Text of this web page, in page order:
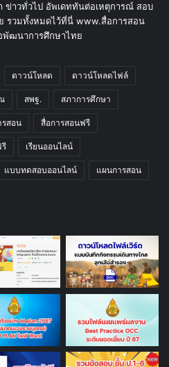
ข่าวทั่วไป อัพเดททันต่อเหตุการณ์ สอบ
รวมทั้งหมดไว้ที่นี่ www.สื่อการสอน
พัฒนาการศึกษาไทย
ดาวน์โหลด ดาวน์โหลดไฟล์
สพฐ. สภาการศึกษา
รสอน สื่อการสอนฟรี
เรียนออนไลน์
แบบทดสอบออนไลน์ แผนการสอน